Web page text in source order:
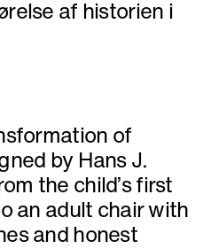
af historien i
of
by Hans J.
the child’s first
an adult chair with
and honest